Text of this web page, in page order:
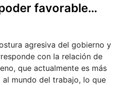
favorable…
agresiva del gobierno y
con la relación de
que actualmente es más
mundo del trabajo, lo que